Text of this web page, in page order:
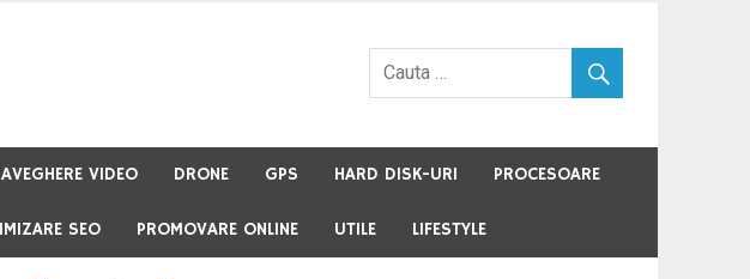
VIDEO DRONE GPS HARD DISK-URI PROCESOARE
SEO PROMOVARE ONLINE UTILE LIFESTYLE